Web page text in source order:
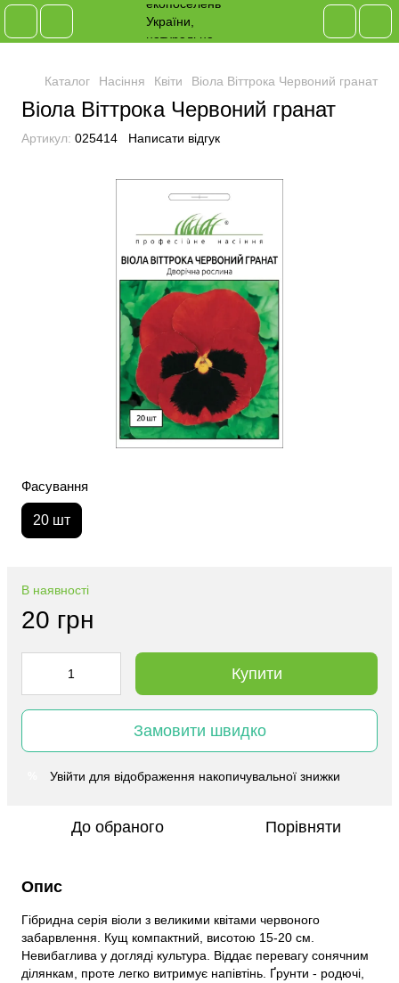
Каталог Насіння Квіти Віола Віттрока Червоний гранат
Віола Віттрока Червоний гранат
Артикул: 025414 Написати відгук
Фасування
20 шт
В наявності
20 грн
Купити
Замовити швидко
Увійти для відображення накопичувальної знижки
До обраного Порівняти
Опис
Гібридна серія віоли з великими квітами червоного
забарвлення. Кущ компактний, висотою 15-20 см.
Невибаглива у догляді культура. Віддає перевагу сонячним
ділянкам, проте легко витримує напівтінь. Ґрунти - родючі,